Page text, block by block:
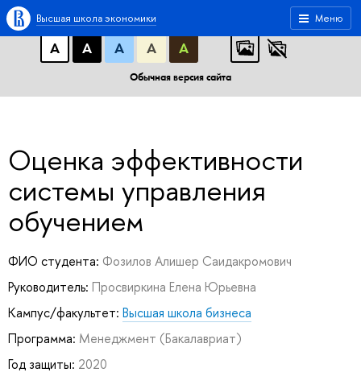
A A A
АБB
А
А А А А
Обычная версия сайта
Меню
Высшая школа экономики
Оценка эффективности
системы управления
обучением
ФИО студента: Фозилов Алишер Саидакромович
Руководитель: Просвиркина Елена Юрьевна
Кампус/факультет: Высшая школа бизнеса
Программа: Менеджмент (Бакалавриат)
Год защиты: 2020